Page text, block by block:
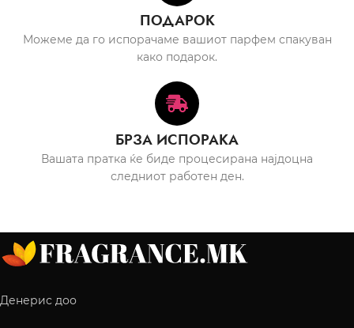
ПОДАРОК
Можеме да го испорачаме вашиот парфем спакуван
како подарок.
БРЗА ИСПОРАКА
Вашата пратка ќе биде процесирана најдоцна
следниот работен ден.
Денерис доо